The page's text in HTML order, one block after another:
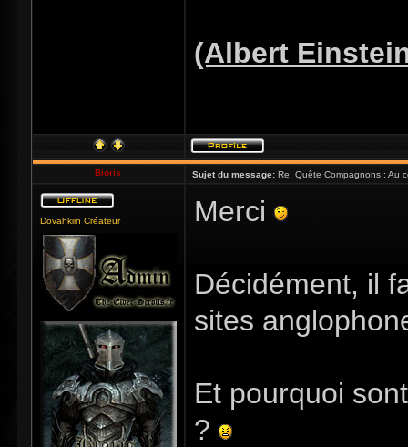
(Albert
Bioris Sujet du message: Re: Quête Compagnons : Au
Dovahkiin Créateur Merci
Décidément, il
sites
Et pourquoi
?